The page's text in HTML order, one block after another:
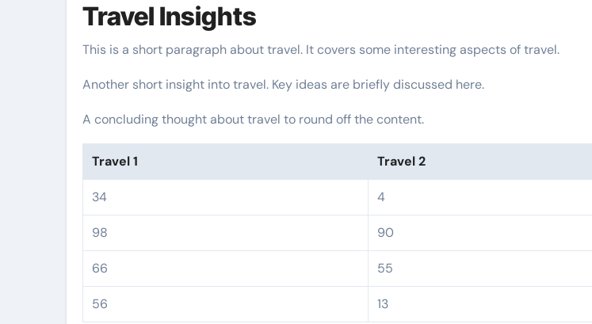
Travel Insights
This is a short paragraph about travel. It covers some interesting aspects of travel.
Another short insight into travel. Key ideas are briefly discussed here.
A concluding thought about travel to round off the content.
Travel 1 Travel 2
34 4
98 90
66 55
56 13